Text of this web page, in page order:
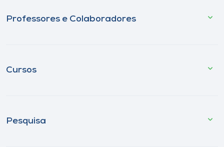
Professores e Colaboradores
Cursos
Pesquisa